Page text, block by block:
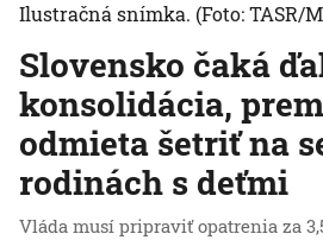
Slovensko čaká
konsolidácia,
odmieta šetriť na
rodinách s deťmi
Vláda musí pripraviť opatrenia za
Ilustračná snímka. (Foto: TASR/